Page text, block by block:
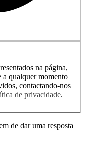
na página,
contactando-nos
política de privacidade.
de dar uma resposta